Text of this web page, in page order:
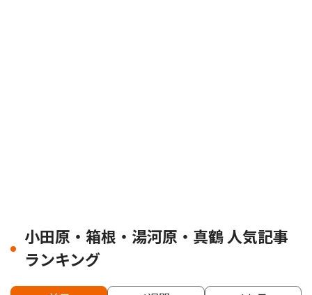
小田原・箱根・湯河原・真鶴 人気記事
ランキング